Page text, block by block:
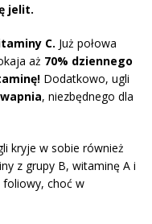
jelit.
C. Już połowa
aż 70% dziennego
Dodatkowo, ugli
, niezbędnego dla
kryje w sobie również
z grupy B, witaminę A i
foliowy, choć w